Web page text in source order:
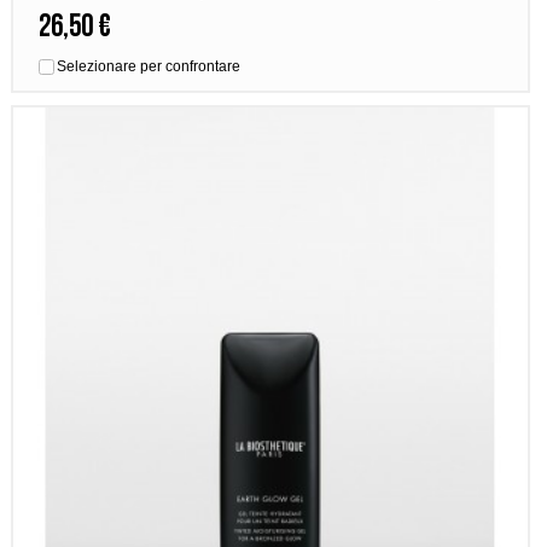
sottili.
26,50 €
Selezionare per confrontare